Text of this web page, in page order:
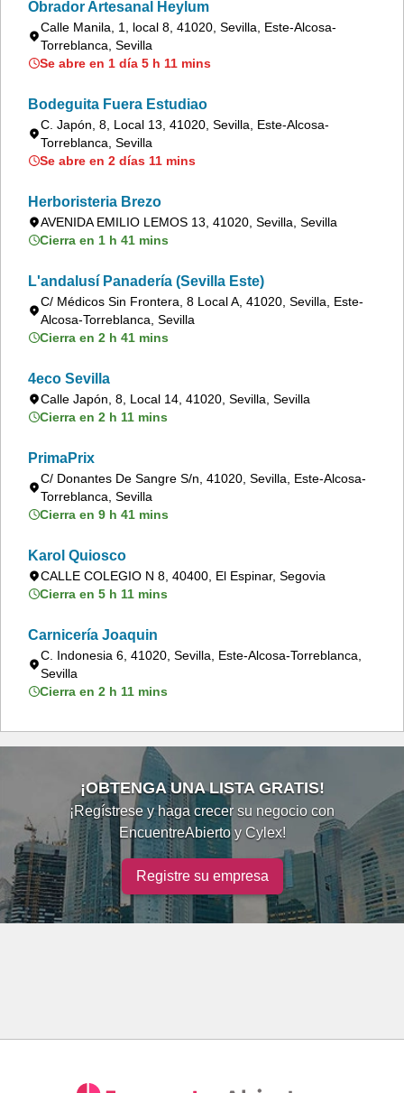
Obrador Artesanal Heylum
Calle Manila, 1, local 8, 41020, Sevilla, Este-Alcosa-
Torreblanca, Sevilla
Se abre en 1 día 5 h 11 mins
Bodeguita Fuera Estudiao
C. Japón, 8, Local 13, 41020, Sevilla, Este-Alcosa-
Torreblanca, Sevilla
Se abre en 2 días 11 mins
Herboristeria Brezo
AVENIDA EMILIO LEMOS 13, 41020, Sevilla, Sevilla
Cierra en 1 h 41 mins
L'andalusí Panadería (Sevilla Este)
C/ Médicos Sin Frontera, 8 Local A, 41020, Sevilla, Este-
Alcosa-Torreblanca, Sevilla
Cierra en 2 h 41 mins
4eco Sevilla
Calle Japón, 8, Local 14, 41020, Sevilla, Sevilla
Cierra en 2 h 11 mins
PrimaPrix
C/ Donantes De Sangre S/n, 41020, Sevilla, Este-Alcosa-
Torreblanca, Sevilla
Cierra en 9 h 41 mins
Karol Quiosco
CALLE COLEGIO N 8, 40400, El Espinar, Segovia
Cierra en 5 h 11 mins
Carnicería Joaquin
C. Indonesia 6, 41020, Sevilla, Este-Alcosa-Torreblanca,
Sevilla
Cierra en 2 h 11 mins
¡OBTENGA UNA LISTA GRATIS!
¡Regístrese y haga crecer su negocio con
EncuentreAbierto y Cylex!
Registre su empresa